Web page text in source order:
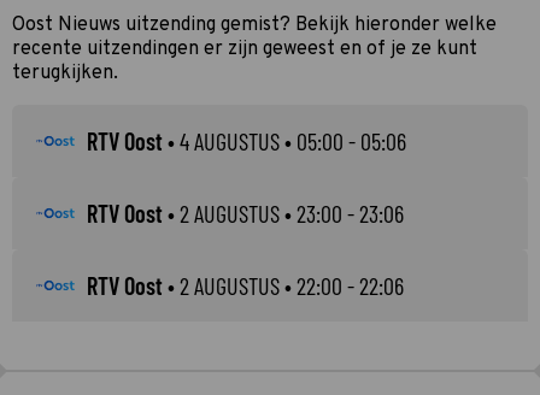
Oost Nieuws uitzending gemist? Bekijk hieronder welke
recente uitzendingen er zijn geweest en of je ze kunt
terugkijken.
RTV Oost•4 AUGUSTUS• 05:00 - 05:06
RTV Oost•2 AUGUSTUS• 23:00 - 23:06
RTV Oost•2 AUGUSTUS• 22:00 - 22:06